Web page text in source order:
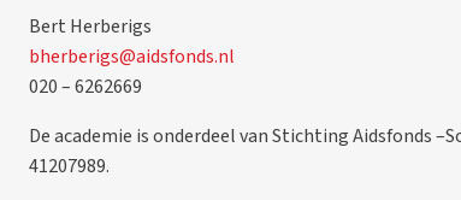
Bert Herberigs
bherberigs@aidsfonds.nl
020 –6262669
De academie is onderdeel van Stichting Aidsfonds
41207989.